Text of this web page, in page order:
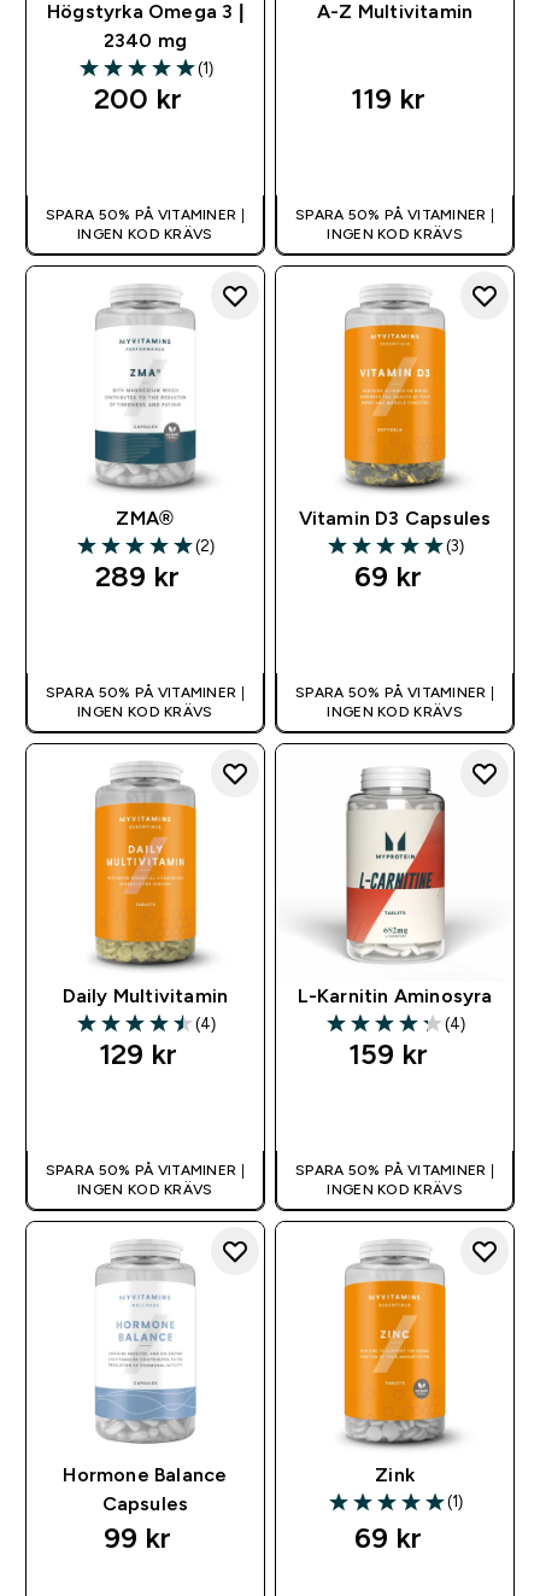
Högstyrka Omega 3 |
2340 mg
5 out of 5 stars
(1)
200 kr‎
SPARA 50% PÅ VITAMINER |
INGEN KOD KRÄVS
A-Z Multivitamin
119 kr‎
SPARA 50% PÅ VITAMINER |
INGEN KOD KRÄVS
ZMA®
5 out of 5 stars
(2)
289 kr‎
SPARA 50% PÅ VITAMINER |
INGEN KOD KRÄVS
Vitamin D3 Capsules
5 out of 5 stars
(3)
69 kr‎
SPARA 50% PÅ VITAMINER |
INGEN KOD KRÄVS
Daily Multivitamin
4.5 out of 5 stars
(4)
129 kr‎
SPARA 50% PÅ VITAMINER |
INGEN KOD KRÄVS
L-Karnitin Aminosyra
4.25 out of 5 stars
(4)
159 kr‎
SPARA 50% PÅ VITAMINER |
INGEN KOD KRÄVS
Hormone Balance
Capsules
99 kr‎
Zink
5 out of 5 stars
(1)
69 kr‎